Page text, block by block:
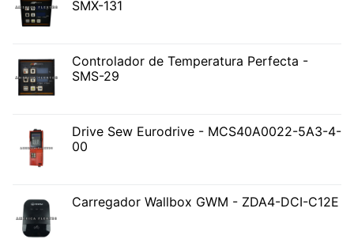
SMX-131
Controlador de Temperatura Perfecta -
SMS-29
Drive Sew Eurodrive - MCS40A0022-5A3-4-
00
Carregador Wallbox GWM - ZDA4-DCI-C12E